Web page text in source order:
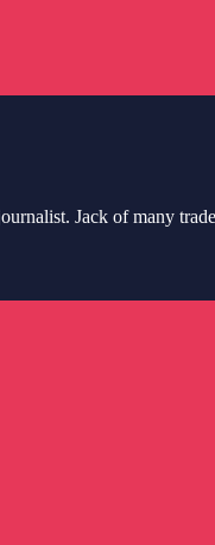
Jack of many